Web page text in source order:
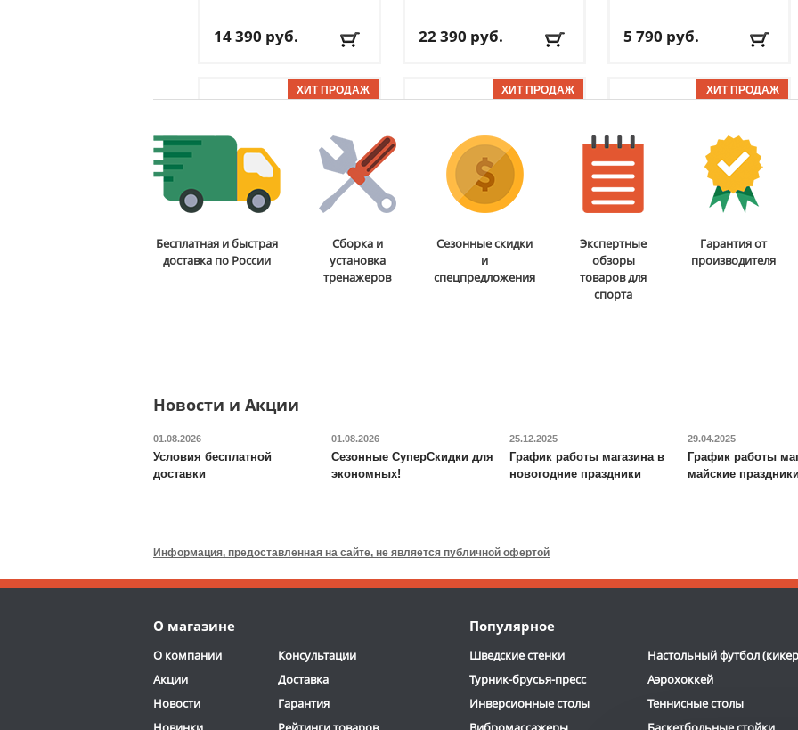
14 390 руб.
БЕСПЛАТНО,
2-3 дня
22 390 руб.
БЕСПЛАТНО,
2-3 дня
5 790 руб.
795 руб., 2-3
дня
Стойка для подтягиваний
и отжиманий DFC
Power
Бита для аэрохоккея 75
B-056-003
Мобильная
баскетбольная стойка
DFC
38 690
дня
Доставка:
ОТЗЫВОВ: 13
Бесплатная и быстрая
доставка по России
Сборка и
установка
тренажеров
Сезонные скидки
и
спецпредложения
Экспертные
обзоры
товаров для
спорта
Гарантия от
производителя
Новости и Акции
01.08.2026
Условия бесплатной
доставки
01.08.2026
Сезонные СуперСкидки для
экономных!
25.12.2025
График работы магазина в
новогодние праздники
29.04.2025
График работы
майские
Информация, предоставленная на сайте, не является публичной офертой
О магазине Популярное
О компании
Акции
Новости
Консультации
Доставка
Гарантия
Шведские стенки
Турник-брусья-пресс
Инверсионные столы
Настольный футбол
Аэрохоккей
Теннисные столы